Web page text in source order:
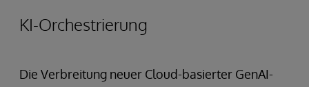
KI-Orchestrierung
Die Verbreitung neuer Cloud-basierter GenAI-